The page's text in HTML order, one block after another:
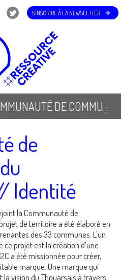
S'INSCRIRE À LA NEWSLETTER
COMMUNAUTÉ DE COMMUNES DU THOUARSAIS // IDENTITÉ
de
Identité
la Communauté de
de territoire a été élaboré en
des 33 communes. L'un
ce projet est la création d'une
a été missionnée pour créer,
marque. Une marque qui
la vision du Thouarsais à travers